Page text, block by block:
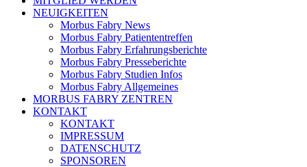
NEUIGKEITEN
Morbus Fabry News
Morbus Fabry Patiententreffen
Morbus Fabry Erfahrungsberichte
Morbus Fabry Presseberichte
Morbus Fabry Studien Infos
Morbus Fabry Allgemeines
MORBUS FABRY ZENTREN
KONTAKT
KONTAKT
IMPRESSUM
DATENSCHUTZ
SPONSOREN